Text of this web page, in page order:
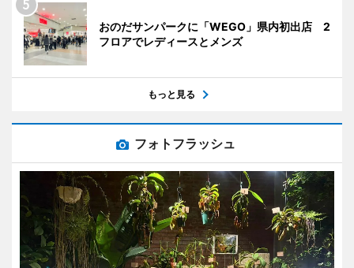
おのだサンパークに「WEGO」県内初出店 2
フロアでレディースとメンズ
もっと見る
フォトフラッシュ